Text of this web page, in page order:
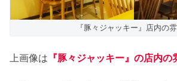
『豚々ジャッキー』店内の
上画像は 『豚々ジャッキー』の店内の